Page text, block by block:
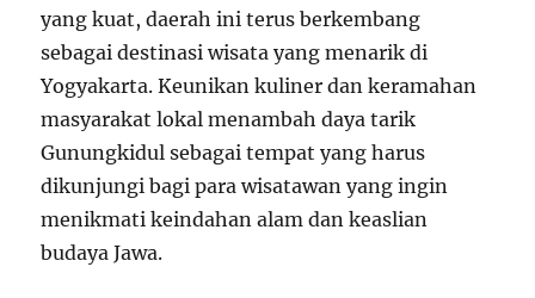
yang kuat, daerah ini terus berkembang
sebagai destinasi wisata yang menarik di
Yogyakarta. Keunikan kuliner dan keramahan
masyarakat lokal menambah daya tarik
Gunungkidul sebagai tempat yang harus
dikunjungi bagi para wisatawan yang ingin
menikmati keindahan alam dan keaslian
budaya Jawa.